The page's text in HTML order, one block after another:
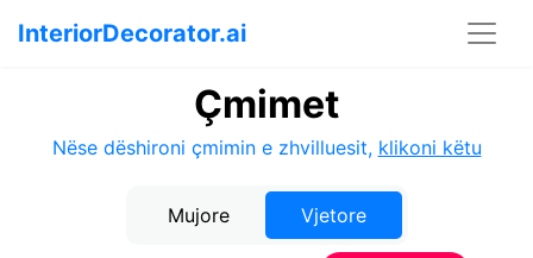
InteriorDecorator.ai
Çmimet
Nëse dëshironi çmimin e zhvilluesit, klikoni këtu
Mujore Vjetore